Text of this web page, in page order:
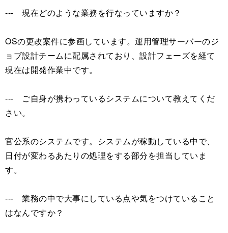
--- 現在どのような業務を行なっていますか？
OSの更改案件に参画しています。運用管理サーバーのジ
ョブ設計チームに配属されており、設計フェーズを経て
現在は開発作業中です。
--- ご自身が携わっているシステムについて教えてくだ
さい。
官公系のシステムです。システムが稼動している中で、
日付が変わるあたりの処理をする部分を担当していま
す。
--- 業務の中で大事にしている点や気をつけていること
はなんですか？